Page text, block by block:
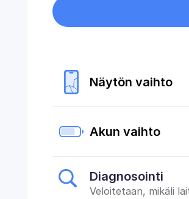
Näytön vaihto
Akun vaihto
Diagnosointi
Veloitetaan, mikäli